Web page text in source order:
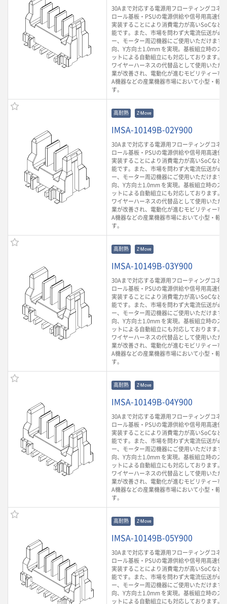
30Aまで対応する電源用フローティングコネ
ロール基板・PSUの電源供給や信号用高速伝
実装することにより消費電力が高いSoCなど
能です。また、市場を問わず大電流伝送が必
ー、モーター周辺機器にご使用いただけます
向、Y方向±1.0mm を実現。基板組立時のズ
ットによる自動組立にも対応しております。
ワイヤーハーネスの代替品として使用いただ
業が改善され、電動化が進むモビリティー市
A機器などの産業機器市場において小型・軽
す。
高耐熱 Z-Move
IMSA-10149B-02Y900
30Aまで対応する電源用フローティングコネ
ロール基板・PSUの電源供給や信号用高速伝
実装することにより消費電力が高いSoCなど
能です。また、市場を問わず大電流伝送が必
ー、モーター周辺機器にご使用いただけます
向、Y方向±1.0mm を実現。基板組立時のズ
ットによる自動組立にも対応しております。
ワイヤーハーネスの代替品として使用いただ
業が改善され、電動化が進むモビリティー市
A機器などの産業機器市場において小型・軽
す。
高耐熱 Z-Move
IMSA-10149B-03Y900
30Aまで対応する電源用フローティングコネ
ロール基板・PSUの電源供給や信号用高速伝
実装することにより消費電力が高いSoCなど
能です。また、市場を問わず大電流伝送が必
ー、モーター周辺機器にご使用いただけます
向、Y方向±1.0mm を実現。基板組立時のズ
ットによる自動組立にも対応しております。
ワイヤーハーネスの代替品として使用いただ
業が改善され、電動化が進むモビリティー市
A機器などの産業機器市場において小型・軽
す。
高耐熱 Z-Move
IMSA-10149B-04Y900
30Aまで対応する電源用フローティングコネ
ロール基板・PSUの電源供給や信号用高速伝
実装することにより消費電力が高いSoCなど
能です。また、市場を問わず大電流伝送が必
ー、モーター周辺機器にご使用いただけます
向、Y方向±1.0mm を実現。基板組立時のズ
ットによる自動組立にも対応しております。
ワイヤーハーネスの代替品として使用いただ
業が改善され、電動化が進むモビリティー市
A機器などの産業機器市場において小型・軽
す。
高耐熱 Z-Move
IMSA-10149B-05Y900
30Aまで対応する電源用フローティングコネ
ロール基板・PSUの電源供給や信号用高速伝
実装することにより消費電力が高いSoCなど
能です。また、市場を問わず大電流伝送が必
ー、モーター周辺機器にご使用いただけます
向、Y方向±1.0mm を実現。基板組立時のズ
ットによる自動組立にも対応しております。